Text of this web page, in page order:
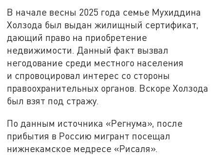
В начале весны 2025 года семье Мухиддина
Холзода был выдан жилищный сертификат,
дающий право на приобретение
недвижимости. Данный факт вызвал
негодование среди местного населения
и спровоцировал интерес со стороны
правоохранительных органов. Вскоре Холзода
был взят под стражу.
По данным источника «Регнума», после
прибытия в Россию мигрант посещал
нижнекамское медресе «Рисаля».